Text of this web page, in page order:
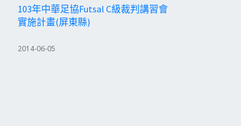
103年中華足協Futsal C級裁判講習會
實施計畫(屏東縣)
2014-06-05